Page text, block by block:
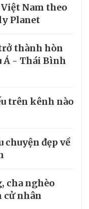
Nam theo
Planet
thành hòn
Á - Thái Bình
trên kênh nào
chuyện đẹp về
cha nghèo
cử nhân